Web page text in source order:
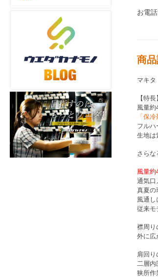
お電
商
マキ
【特長
風量約
「保
フルハ
生地は
さらな
風量約
通気口
真夏の
風通し
従来モ
襟周り
外に広
肩回り
二層内
狭所作